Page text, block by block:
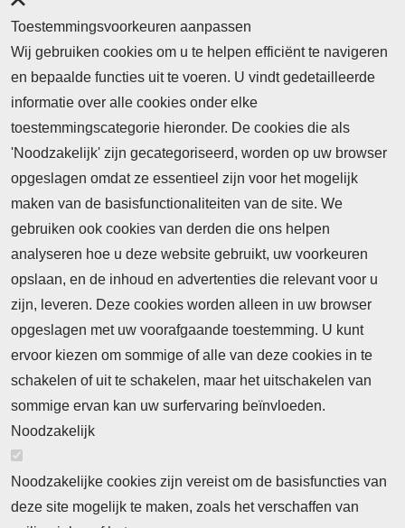
1 2
Toestemmingsvoorkeuren aanpassen
Wij gebruiken cookies om u te helpen efficiënt te navigeren
en bepaalde functies uit te voeren. U vindt gedetailleerde
informatie over alle cookies onder elke
toestemmingscategorie hieronder. De cookies die als
'Noodzakelijk' zijn gecategoriseerd, worden op uw browser
opgeslagen omdat ze essentieel zijn voor het mogelijk
maken van de basisfunctionaliteiten van de site. We
gebruiken ook cookies van derden die ons helpen
analyseren hoe u deze website gebruikt, uw voorkeuren
opslaan, en de inhoud en advertenties die relevant voor u
zijn, leveren. Deze cookies worden alleen in uw browser
opgeslagen met uw voorafgaande toestemming. U kunt
ervoor kiezen om sommige of alle van deze cookies in te
schakelen of uit te schakelen, maar het uitschakelen van
sommige ervan kan uw surfervaring beïnvloeden.
Noodzakelijk
Noodzakelijke cookies zijn vereist om de basisfuncties van
deze site mogelijk te maken, zoals het verschaffen van
Nieuws
Neem contact op
Algemene Leveringsvoorwaarden
Cookieverklaring
Privacyverklaring